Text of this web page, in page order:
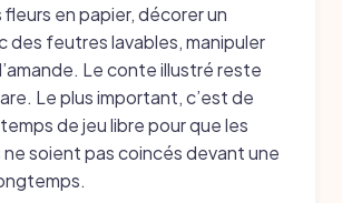
en papier, décorer un
des feutres lavables, manipuler
Le conte illustré reste
Le plus important, c’est de
de jeu libre pour que les
soient pas coincés devant une